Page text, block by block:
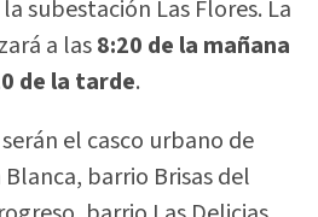
subestación Las Flores. La
a las8:20 de la mañana
de la tarde.
el casco urbano de
barrio Brisas del